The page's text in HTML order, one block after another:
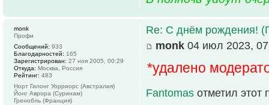
Re: С днём рождения!
monk 04 июл 2023,
*удалено
Fantomas отметил этот
monk
Профи
Сообщений: 933
Благодарностей: 165
Зарегистрирован: 27 ноя 2005, 00:29
Откуда: Москва, Россия
Рейтинг: 483
Норт Гилонг Уорриорс (Австралия)
Йонг Аврора (Суринам)
Гренобль (Франция)